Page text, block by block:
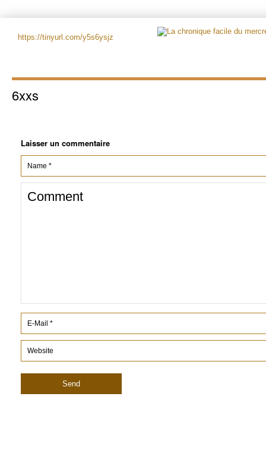
https://tinyurl.com/y5s6ysjz
6xxs
Laisser un commentaire